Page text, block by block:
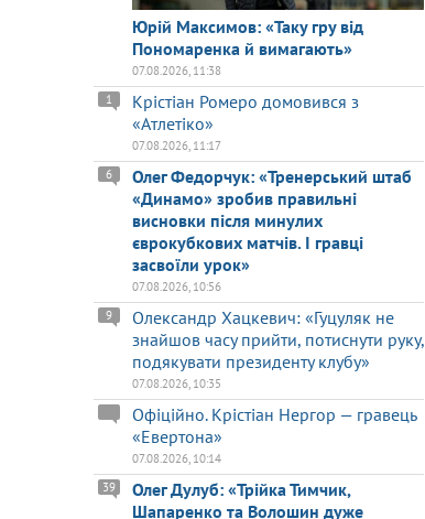
Юрій Максимов: «Таку гру від
Пономаренка й вимагають»
07.08.2026, 11:38
Крістіан Ромеро домовився з
«Атлетіко»
1
07.08.2026, 11:17
Олег Федорчук: «Тренерський штаб
«Динамо» зробив правильні
висновки після минулих
єврокубкових матчів. І гравці
засвоїли урок»
6
07.08.2026, 10:56
Олександр Хацкевич: «Гуцуляк не
знайшов часу прийти, потиснути руку,
подякувати президенту клубу»
9
07.08.2026, 10:35
Офіційно. Крістіан Нергор — гравець
«Евертона»
07.08.2026, 10:14
Олег Дулуб: «Трійка Тимчик,
Шапаренко та Волошин дуже
39